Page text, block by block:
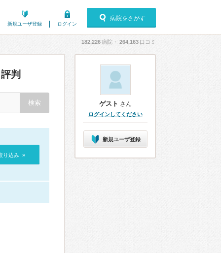
新規ユーザ登録 ログイン
病院をさがす
182,226病院・ 264,163 口コミ
判
り込み »
ゲスト さん
ログインしてください
新規ユーザ登録